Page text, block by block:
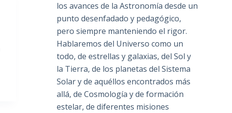
los avances de la Astronomía desde un
punto desenfadado y pedagógico,
pero siempre manteniendo el rigor.
Hablaremos del Universo como un
todo, de estrellas y galaxias, del Sol y
la Tierra, de los planetas del Sistema
Solar y de aquéllos encontrados más
allá, de Cosmología y de formación
estelar, de diferentes misiones